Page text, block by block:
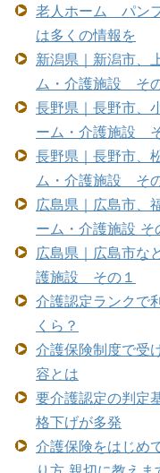
老人ホーム パン
は多くの情報を
新潟県｜新潟市、
ム・介護施設 そ
長野県｜長野市、
ーム・介護施設
長野県｜長野市、
ム・介護施設 そ
広島県｜広島市、
ーム・介護施設 そ
広島県｜広島市な
護施設 その１
介護認定ランクで
くら？
介護保険制度で受
容とは
要介護認定の判定
格下げが多発
介護保険をはじめ